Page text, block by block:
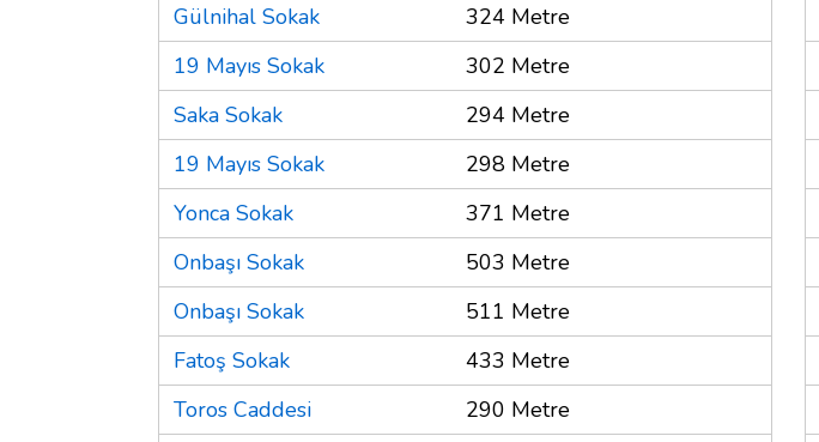
Gülnihal Sokak
324 Metre
19 Mayıs Sokak
302 Metre
Saka Sokak
294 Metre
19 Mayıs Sokak
298 Metre
Yonca Sokak
371 Metre
Onbaşı Sokak
503 Metre
Onbaşı Sokak
511 Metre
Fatoş Sokak
433 Metre
Toros Caddesi
290 Metre